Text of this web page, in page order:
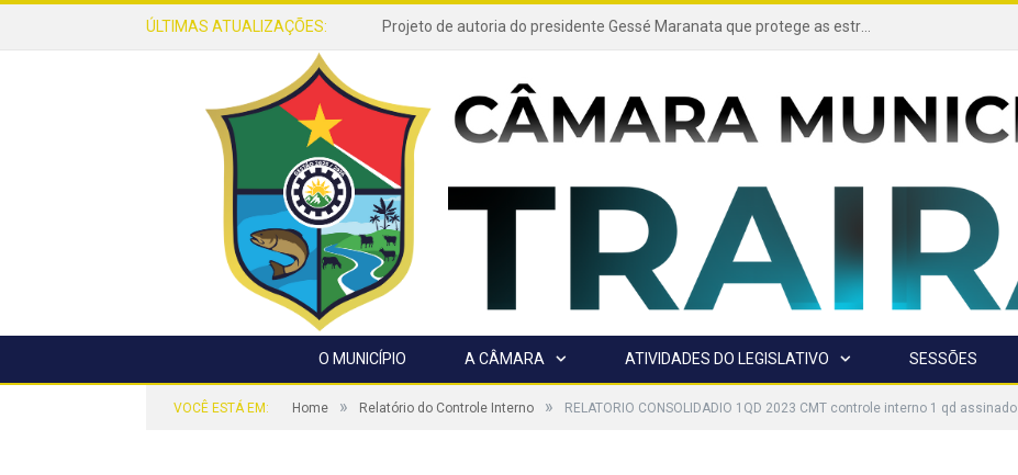
ÚLTIMAS ATUALIZAÇÕES: Projeto de autoria do presidente Gessé Maranata que protege as estradas vicinais de Trairão é transformado em lei
O MUNICÍPIO A CÂMARA ATIVIDADES DO LEGISLATIVO SESSÕES
VOCÊ ESTÁ EM: Home » Relatório do Controle Interno » RELATORIO CONSOLIDADIO 1QD 2023 CMT controle interno 1 qd assinado